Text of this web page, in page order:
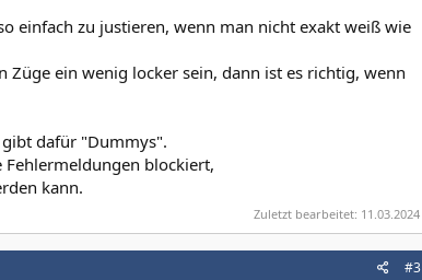
einfach zu justieren, wenn man nicht exakt weiß wie
Züge ein wenig locker sein, dann ist es richtig, wenn
dafür "Dummys".
blockiert,
kann.
Zuletzt bearbeitet: 11.03.2024
#3